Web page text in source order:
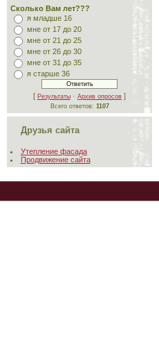
Сколько Вам лет???
я младше 16
мне от 17 до 20
мне от 21 до 25
мне от 26 до 30
мне от 31 до 35
я старше 36
[ Результаты · Архив опросов ]
Всего ответов: 1107
Друзья сайта
Утепление фасада
Продвижение сайта